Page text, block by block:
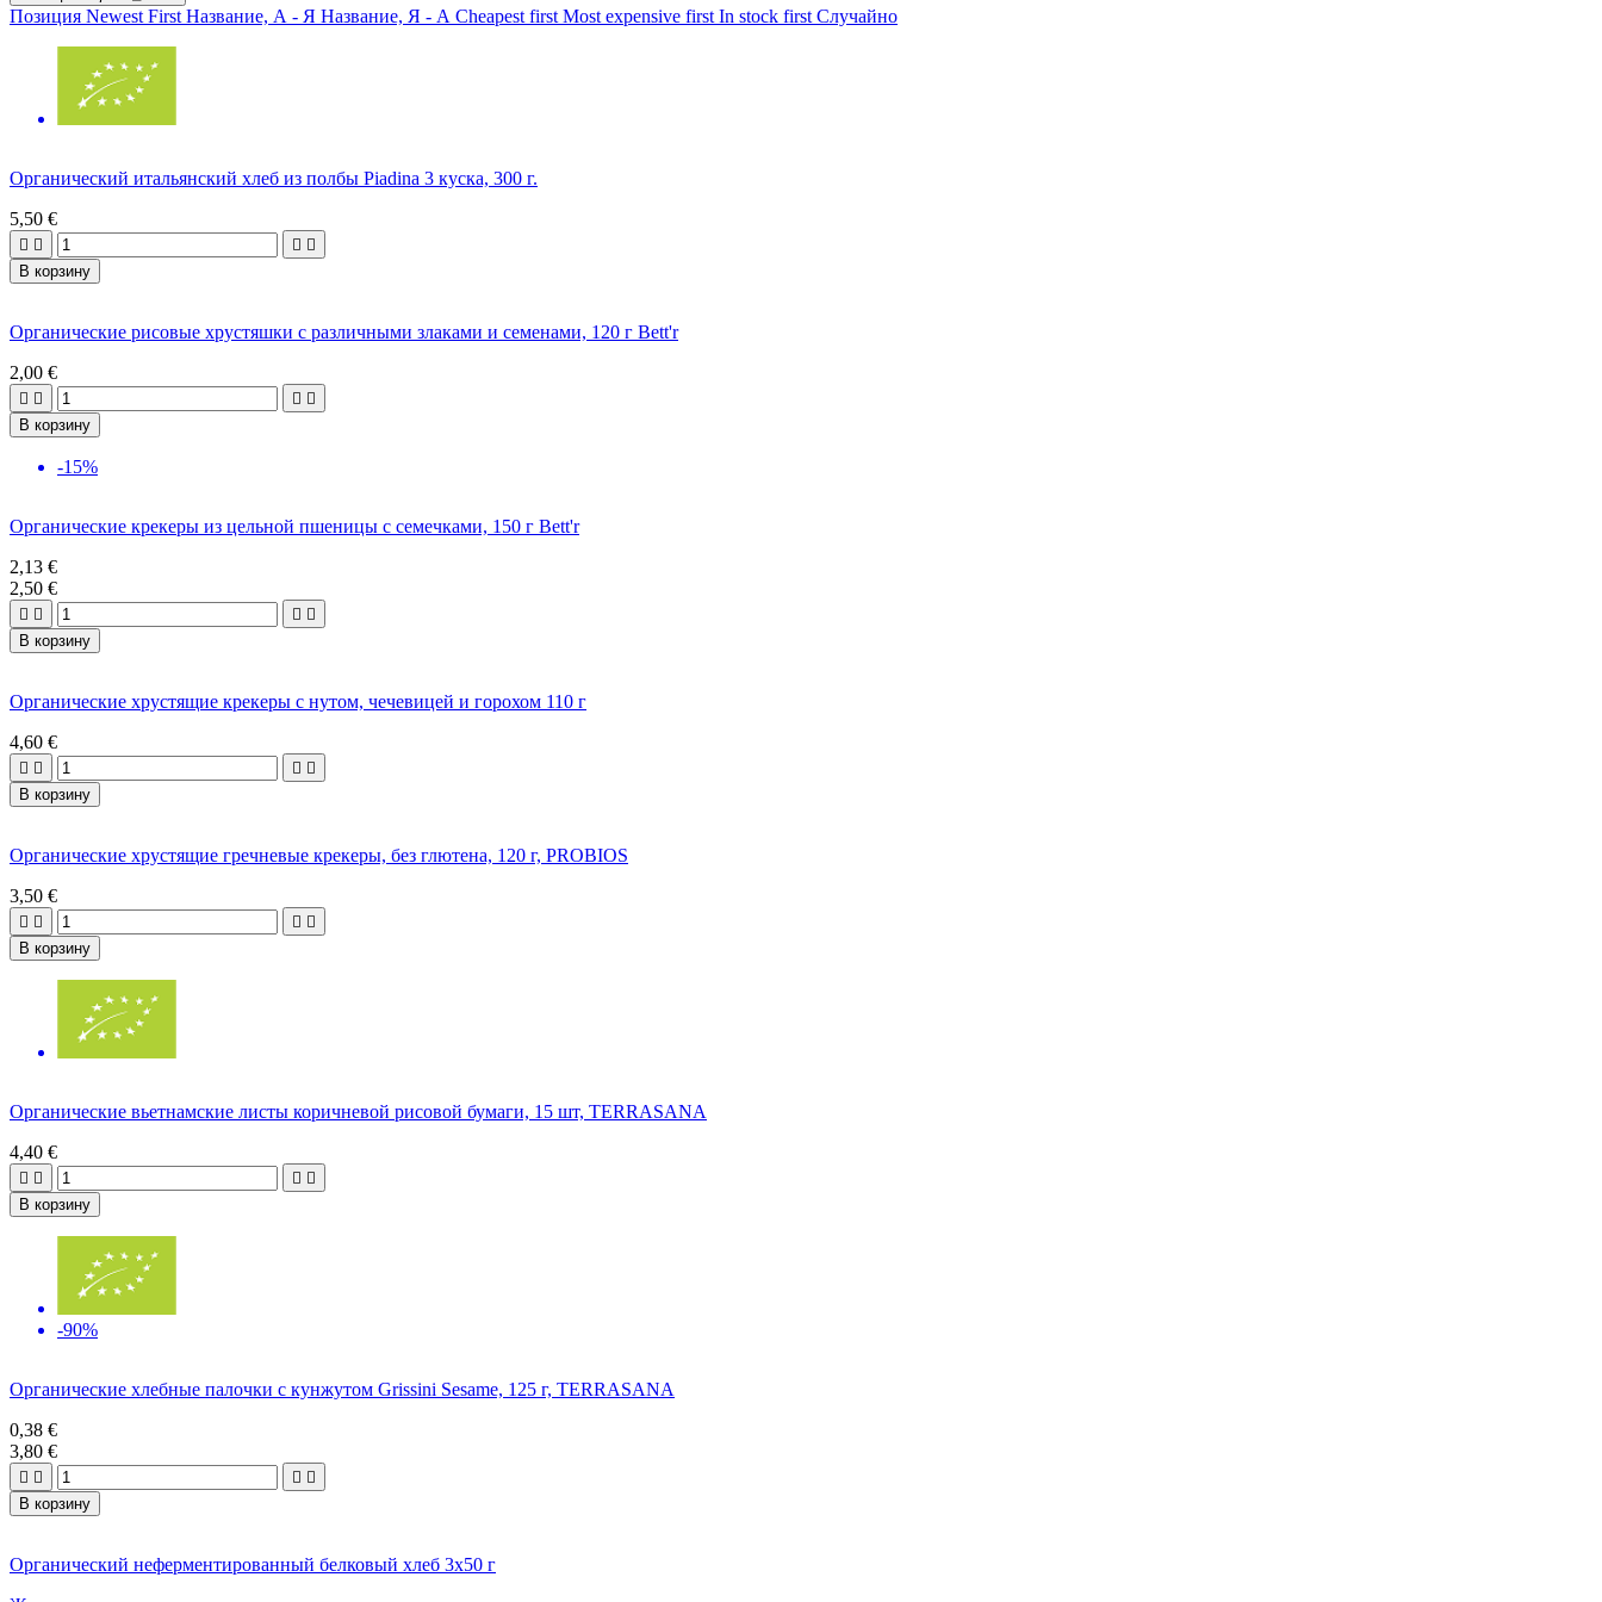
Позиция Newest First Название, А - Я Название, Я - А Cheapest first Most expensive first In stock first Случайно
Органический итальянский хлеб из полбы Piadina 3 куска, 300 г.
5,50 €
   
В корзину
Органические рисовые хрустяшки с различными злаками и семенами, 120 г Bett'r
2,00 €
   
В корзину
-15%
Органические крекеры из цельной пшеницы с семечками, 150 г Bett'r
2,13 €
2,50 €
   
В корзину
Органические хрустящие крекеры с нутом, чечевицей и горохом 110 г
4,60 €
   
В корзину
Органические хрустящие гречневые крекеры, без глютена, 120 г, PROBIOS
3,50 €
   
В корзину
Органические вьетнамские листы коричневой рисовой бумаги, 15 шт, TERRASANA
4,40 €
   
В корзину
-90%
Органические хлебные палочки с кунжутом Grissini Sesame, 125 г, TERRASANA
0,38 €
3,80 €
   
В корзину
Органический неферментированный белковый хлеб 3x50 г